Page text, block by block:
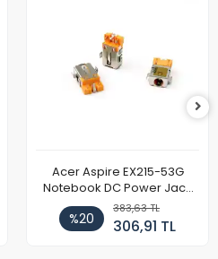
Acer Aspire EX215-53G
Notebook DC Power Jack
Soket
%20
383,63 TL
306,91 TL